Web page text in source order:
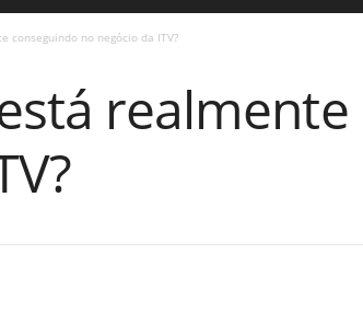
conseguindo no negócio da ITV?